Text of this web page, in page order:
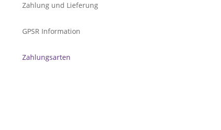
Zahlung und Lieferung
GPSR Information
Zahlungsarten